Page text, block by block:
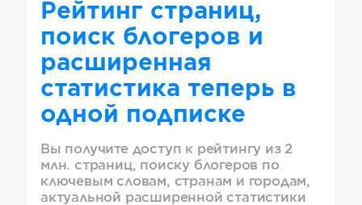
Рейтинг страниц,
поиск блогеров и
расширенная
статистика теперь в
одной подписке
Вы получите доступ к рейтингу из 2
млн. страниц, поиску блогеров по
ключевым словам, странам и городам,
актуальной расширенной статистики